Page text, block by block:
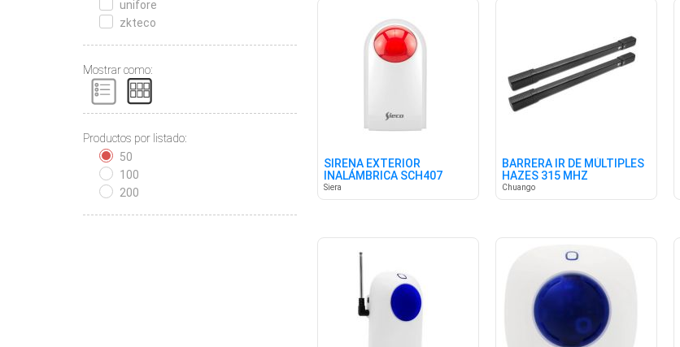
unifore
zkteco
Mostrar como:
Productos por listado:
50
100
200
SIRENA EXTERIOR
INALÁMBRICA SCH407
SIECO
Siera
BARRERA IR DE MÚLTIPLES
HAZES 315 MHZ
Chuango